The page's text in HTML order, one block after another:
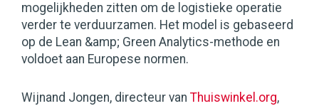
mogelijkheden zitten om de logistieke operatie
verder te verduurzamen. Het model is gebaseerd
op de Lean &amp; Green Analytics-methode en
voldoet aan Europese normen.
Wijnand Jongen, directeur van Thuiswinkel.org,